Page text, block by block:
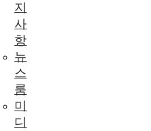
지
사
항
뉴
스
룸
미
디